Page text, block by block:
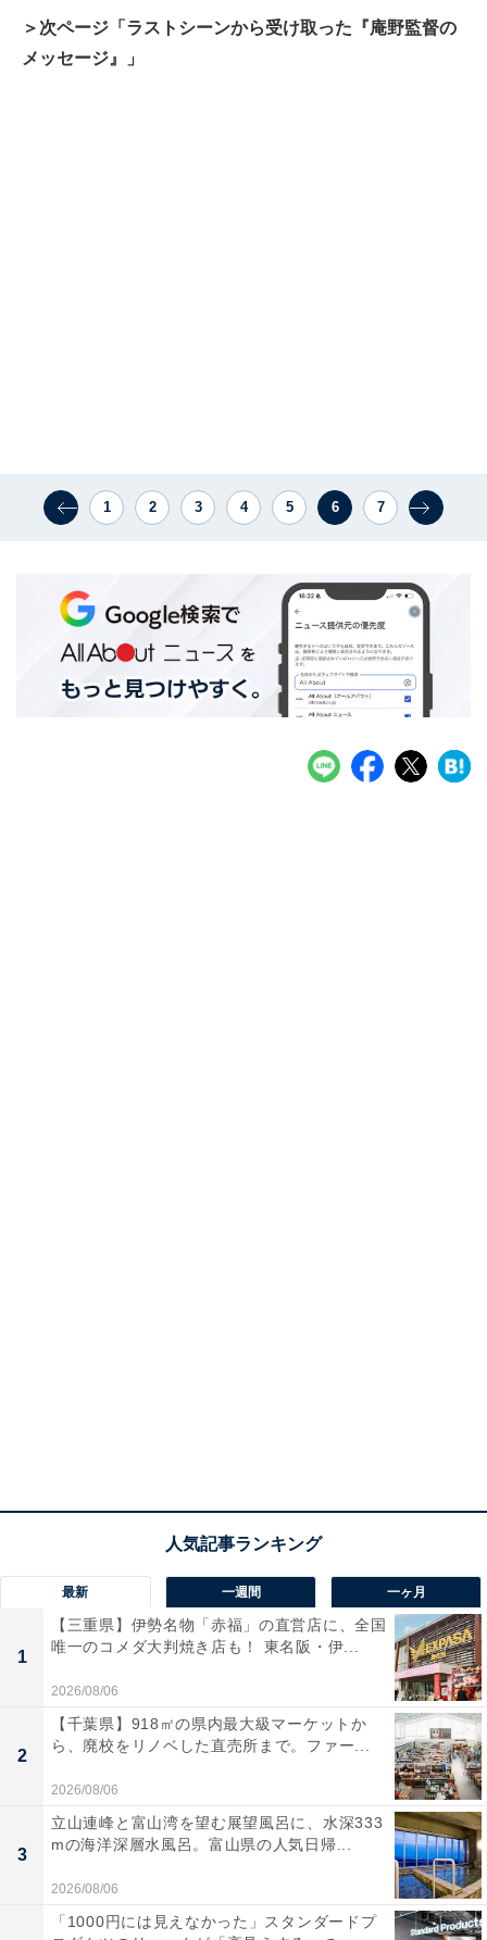
＞次ページ「ラストシーンから受け取った『庵野監督の
メッセージ』」
1 2 3 4 5 6 7
最新 一週間 一ヶ月
1
【三重県】伊勢名物「赤福」の直営店に、全国
唯一のコメダ大判焼き店も！ 東名阪・伊...
2026/08/06
2
【千葉県】918㎡の県内最大級マーケットか
ら、廃校をリノベした直売所まで。ファー...
2026/08/06
3
立山連峰と富山湾を望む展望風呂に、水深333
mの海洋深層水風呂。富山県の人気日帰...
2026/08/06
「1000円には見えなかった」スタンダードプ